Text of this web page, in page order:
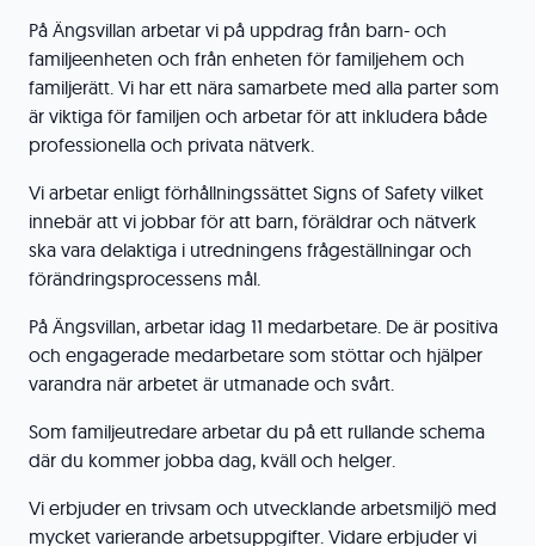
På Ängsvillan arbetar vi på uppdrag från barn- och
familjeenheten och från enheten för familjehem och
familjerätt. Vi har ett nära samarbete med alla parter som
är viktiga för familjen och arbetar för att inkludera både
professionella och privata nätverk.
Vi arbetar enligt förhållningssättet Signs of Safety vilket
innebär att vi jobbar för att barn, föräldrar och nätverk
ska vara delaktiga i utredningens frågeställningar och
förändringsprocessens mål.
På Ängsvillan, arbetar idag 11 medarbetare. De är positiva
och engagerade medarbetare som stöttar och hjälper
varandra när arbetet är utmanade och svårt.
Som familjeutredare arbetar du på ett rullande schema
där du kommer jobba dag, kväll och helger.
Vi erbjuder en trivsam och utvecklande arbetsmiljö med
mycket varierande arbetsuppgifter. Vidare erbjuder vi